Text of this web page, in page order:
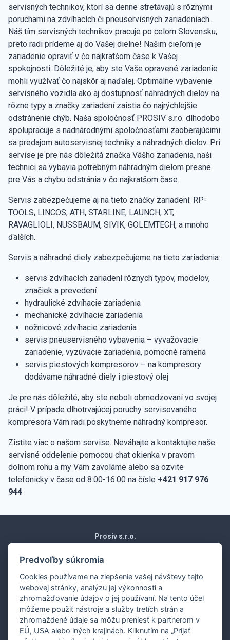
servisných technikov, ktorí sa denne stretávajú s rôznymi
poruchami na zdvíhacích či pneuservisných zariadeniach.
Náš tím servisných technikov pracuje po celom Slovensku,
preto radi prídeme aj do Vašej dielne! Našim cieľom je
zariadenie opraviť v čo najkratšom čase k Vašej
spokojnosti. Dôležité je, aby ste Vaše opravené zariadenie
mohli využívať čo najskôr aj naďalej. Optimálne vybavenie
servisného vozidla ako aj dostupnosť náhradných dielov na
rôzne typy a značky zariadení zaistia čo najrýchlejšie
odstránenie chýb. Naša spoločnosť PROSIV s.r.o. dlhodobo
spolupracuje s nadnárodnými spoločnosťami zaoberajúcimi
sa predajom autoservisnej techniky a náhradných dielov. Pri
servise je pre nás dôležitá značka Vášho zariadenia, naši
technici sa vybavia potrebným náhradným dielom presne
pre Vás a chybu odstránia v čo najkratšom čase.
Servis zabezpečujeme aj na tieto značky zariadení: RP-
TOOLS, LINCOS, ATH, STARLINE, LAUNCH, XT,
RAVAGLIOLI, NUSSBAUM, SIVIK, GOLEMTECH, a mnoho
ďalších.
Servis a náhradné diely zabezpečujeme na tieto zariadenia:
servis zdvíhacích zariadení rôznych typov, modelov,
značiek a prevedení
hydraulické zdvíhacie zariadenia
mechanické zdvíhacie zariadenia
nožnicové zdvíhacie zariadenia
servis pneuservisného vybavenia – vyvažovacie
zariadenie, vyzúvacie zariadenia, pomocné ramená
servis piestových kompresorov – na kompresory
dodávame náhradné diely i piestový olej
Je pre nás dôležité, aby ste neboli obmedzovaní vo svojej
práci! V prípade dlhotrvajúcej poruchy servisovaného
kompresora Vám radi poskytneme náhradný kompresor.
Zistite viac o našom servise. Neváhajte a kontaktujte naše
servisné oddelenie pomocou chat okienka v pravom
dolnom rohu a my Vám zavoláme alebo sa ozvite
telefonicky v čase od 8:00-16:00 na čísle +421 917 976
944
Prosiv s.r.o.
Vráble 952 01
Obchodné podmienky
Ochrana osobných údajov
Nákup na splátky
Dodanie
Ekonomické oddelenie:0907 243 648
Predvoľby súkromia
Cookies používame na zlepšenie vašej návštevy tejto
webovej stránky, analýzu jej výkonnosti a
zhromažďovanie údajov o jej používaní. Na tento účel
môžeme použiť nástroje a služby tretích strán a
zhromaždené údaje sa môžu preniesť k partnerom v
EÚ, USA alebo iných krajinách. Kliknutím na „Prijať